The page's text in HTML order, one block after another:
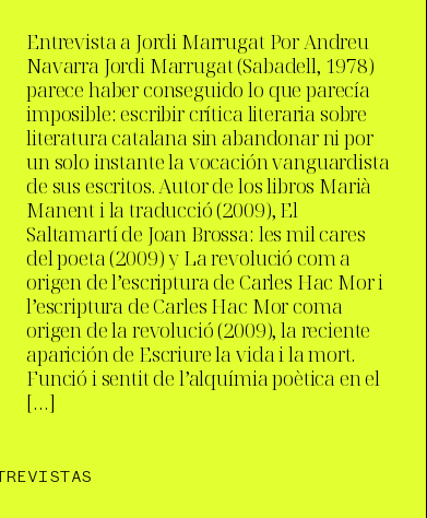
Entrevista a Jordi Marrugat Por Andreu
Navarra Jordi Marrugat (Sabadell, 1978)
parece haber conseguido lo que parecía
imposible: escribir crítica literaria sobre
literatura catalana sin abandonar ni por
un solo instante la vocación vanguardista
de sus escritos. Autor de los libros Marià
Manent i la traducció (2009), El
Saltamartí de Joan Brossa: les mil cares
del poeta (2009) y La revolució com a
origen de l’escriptura de Carles Hac Mor i
l’escriptura de Carles Hac Mor coma
origen de la revolució (2009), la reciente
aparición de Escriure la vida i la mort.
Funció i sentit de l’alquímia poètica en el
[…]